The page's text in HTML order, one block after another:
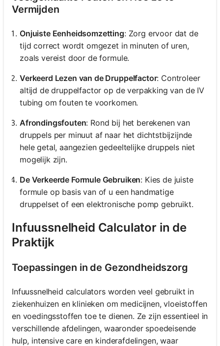
Vermijden
Onjuiste Eenheidsomzetting: Zorg ervoor dat de
tijd correct wordt omgezet in minuten of uren,
zoals vereist door de formule.
Verkeerd Lezen van de Druppelfactor: Controleer
altijd de druppelfactor op de verpakking van de IV
tubing om fouten te voorkomen.
Afrondingsfouten: Rond bij het berekenen van
druppels per minuut af naar het dichtstbijzijnde
hele getal, aangezien gedeeltelijke druppels niet
mogelijk zijn.
De Verkeerde Formule Gebruiken: Kies de juiste
formule op basis van of u een handmatige
druppelset of een elektronische pomp gebruikt.
Infuussnelheid Calculator in de
Praktijk
Toepassingen in de Gezondheidszorg
Infuussnelheid calculators worden veel gebruikt in
ziekenhuizen en klinieken om medicijnen, vloeistoffen
en voedingsstoffen toe te dienen. Ze zijn essentieel in
verschillende afdelingen, waaronder spoedeisende
hulp, intensive care en kinderafdelingen, waar